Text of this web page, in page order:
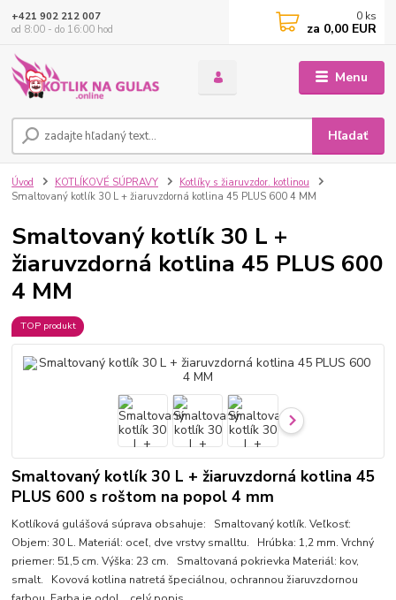
Menu
Hľadať
+421 902 212 007
od 8:00 - do 16:00 hod
0 ks
za 0,00 EUR
Úvod KOTLÍKOVÉ SÚPRAVY
Kotlíky s žiaruvzdor. kotlinou
Smaltovaný kotlík 30 L + žiaruvzdorná kotlina 45 PLUS 600 4 MM
Smaltovaný kotlík 30 L +
žiaruvzdorná kotlina 45 PLUS 600
4 MM
TOP produkt
Smaltovaný kotlík 30 L + žiaruvzdorná kotlina 45
PLUS 600 s roštom na popol 4 mm
Kotlíková gulášová súprava obsahuje: Smaltovaný kotlík. Veľkosť:
Objem: 30 L. Materiál: oceľ, dve vrstvy smalltu. Hrúbka: 1,2 mm. Vrchný
priemer: 51,5 cm. Výška: 23 cm. Smaltovaná pokrievka Materiál: kov,
smalt. Kovová kotlina natretá špeciálnou, ochrannou žiaruvzdornou